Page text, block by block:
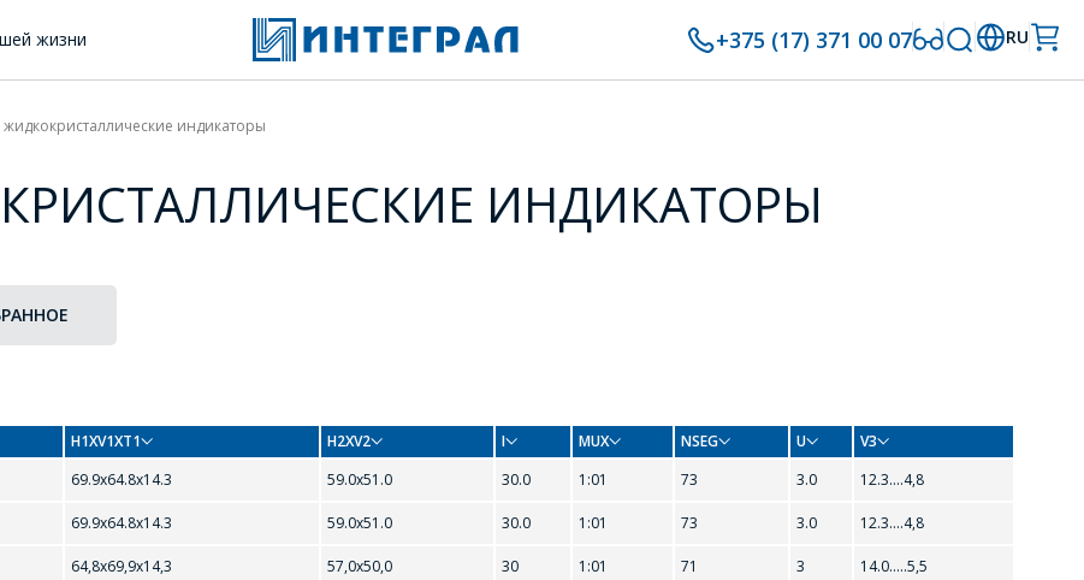
жизни +375 (17) 371 00 07 RU
индикаторы
ИНДИКАТОРЫ
H1XV1XT1 H2XV2 I MUX NSEG U
V3
69.9x64.8x14.3 59.0x51.0 30.0 1:01 73 3.0 12.3....4,8
69.9x64.8x14.3 59.0x51.0 30.0 1:01 73 3.0 12.3....4,8
64,8х69,9х14,3 57,0х50,0 30 1:01 71 3 14.0.....5,5